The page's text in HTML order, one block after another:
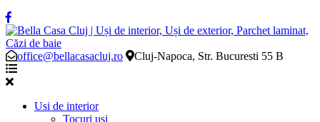
office@bellacasacluj.ro Cluj-Napoca, Str. Bucuresti 55 B
Usi de interior
Tocuri usi